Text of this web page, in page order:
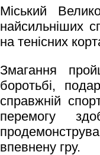
Міський
найсильніших
на тенісних
Змагання
боротьбі,
справжній
перемогу
впевнену гру.